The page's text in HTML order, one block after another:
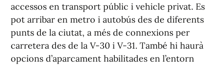
accessos en transport públic i vehicle privat. Es
pot arribar en metro i autobús des de diferents
punts de la ciutat, a més de connexions per
carretera des de la V-30 i V-31. També hi haurà
opcions d’aparcament habilitades en l’entorn